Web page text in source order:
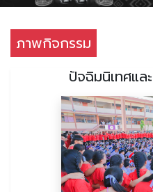
ภาพกิจกรรม
ปัจฉิมนิเทศแล